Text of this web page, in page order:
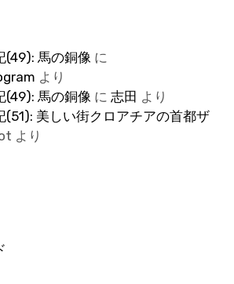
(49): 馬の銅像 に
より
(49): 馬の銅像 に志田 より
(51): 美しい街クロアチアの首都ザ
より